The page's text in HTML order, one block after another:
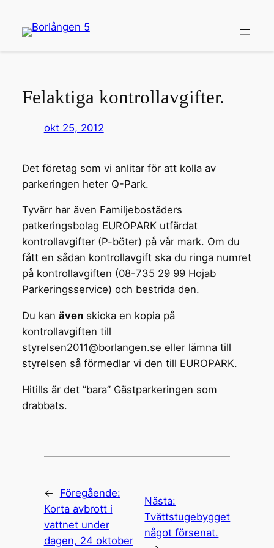
innehåll
Felaktiga kontrollavgifter.
okt 25, 2012
Det företag som vi anlitar för att kolla av
parkeringen heter Q-Park.
Tyvärr har även Familjebostäders
patkeringsbolag EUROPARK utfärdat
kontrollavgifter (P-böter) på vår mark. Om du
fått en sådan kontrollavgift ska du ringa numret
på kontrollavgiften (08-735 29 99 Hojab
Parkeringsservice) och bestrida den.
Du kan ävenskicka en kopia på
kontrollavgiften till
styrelsen2011@borlangen.se eller lämna till
styrelsen så förmedlar vi den till EUROPARK.
Hitills är det ”bara” Gästparkeringen som
drabbats.
←
Föregående:
Korta avbrott i
vattnet under
dagen, 24 oktober
Nästa:
Tvättstugebygget
något försenat.